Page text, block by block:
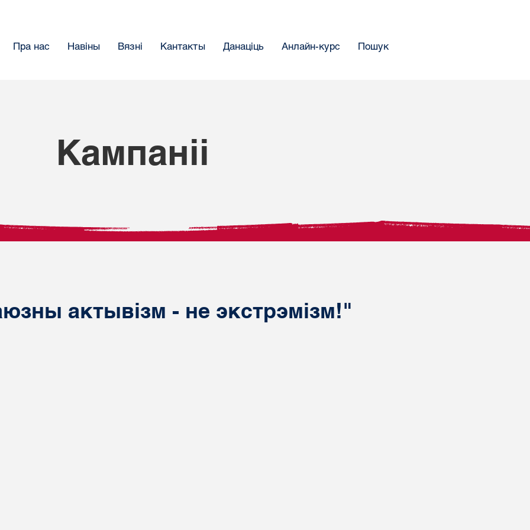
Пра нас Навіны Вязнi Кантакты Данацiць Анлайн-курс Пошук
Кампаніі
актывізм - не экстрэмізм!"